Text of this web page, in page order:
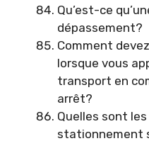
Qu’est-ce
dépassement?
Comment
lorsque vous
transport en
arrêt?
Quelles sont
stationnement